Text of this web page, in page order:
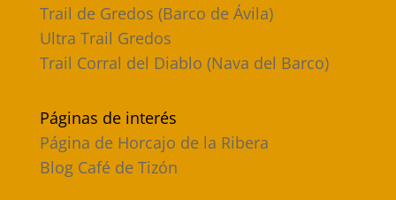
Trail de Gredos (Barco de Ávila)
Ultra Trail Gredos
Trail Corral del Diablo (Nava del Barco)
Páginas de interés
Página de Horcajo de la Ribera
Blog Café de Tizón